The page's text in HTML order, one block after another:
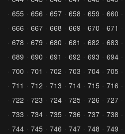
655
656 657 658 659 660
666
667 668 669 670 671
678
679 680 681 682 683
689
690 691 692 693 694
700
701 702 703 704 705
711
712 713 714 715 716
722
723 724 725 726 727
733
734 735 736 737 738
744
745 746 747 748 749